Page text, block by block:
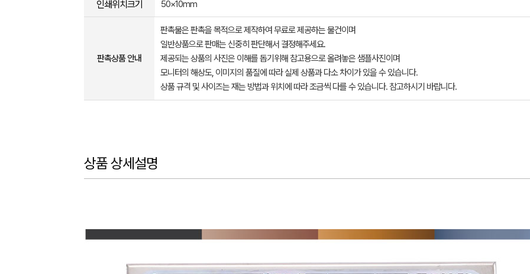
인쇄위치크기 50×10mm
판촉상품 안내
판촉물은 판촉을 목적으로 제작하여 무료로 제공하는 물건이며
일반상품으로 판매는 신중히 판단해서 결정해주세요.
제공되는 상품의 사진은 이해를 돕기위해 참고용으로 올려놓은 샘플사진이며
모니터의 해상도, 이미지의 품질에 따라 실제 상품과 다소 차이가 있을 수 있습니다.
상품 규격 및 사이즈는 재는 방법과 위치에 따라 조금씩 다를 수 있습니다. 참고하시기 바랍니다.
상품 상세설명